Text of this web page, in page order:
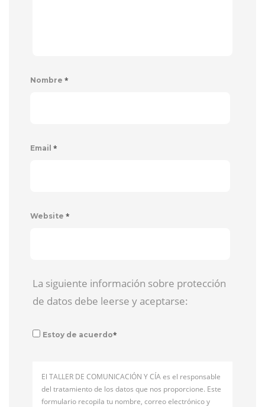
Nombre *
Email *
Website *
La siguiente información sobre protección
de datos debe leerse y aceptarse:
Estoy de acuerdo*
El TALLER DE COMUNICACIÓN Y CÍA es el responsable
del tratamiento de los datos que nos proporcione. Este
formulario recopila tu nombre, correo electrónico y